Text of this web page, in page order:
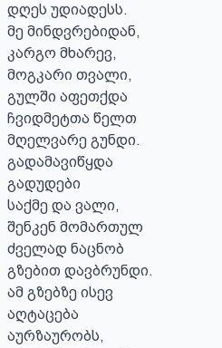
დღეს უდიადესს.
მე მინდვრებიდან,
კარგო მხარევ,
მოგკარი თვალი,
გულში აფეთქდა
ჩვიდმეტთა წელთ
მღელვარე გუნდი.
გადამავიწყდა
გადუდები
საქმე და ვალი,
შენკენ მომართულ
ძველად ნაცნობ
გზებით დავბრუნდი.
ამ გზებზე ისევ
აღტაცება
აურზაურობს,